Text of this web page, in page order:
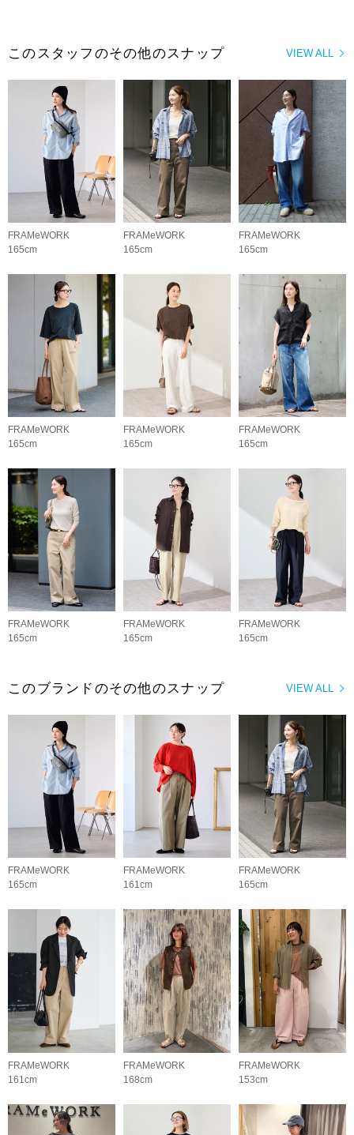
VIEW ALL
このスタッフのその他のスナップ
FRAMeWORK
165cm
FRAMeWORK
165cm
FRAMeWORK
165cm
FRAMeWORK
165cm
FRAMeWORK
165cm
FRAMeWORK
165cm
FRAMeWORK
165cm
FRAMeWORK
165cm
FRAMeWORK
165cm
VIEW ALL
このブランドのその他のスナップ
FRAMeWORK
165cm
FRAMeWORK
161cm
FRAMeWORK
165cm
FRAMeWORK
161cm
FRAMeWORK
168cm
FRAMeWORK
153cm